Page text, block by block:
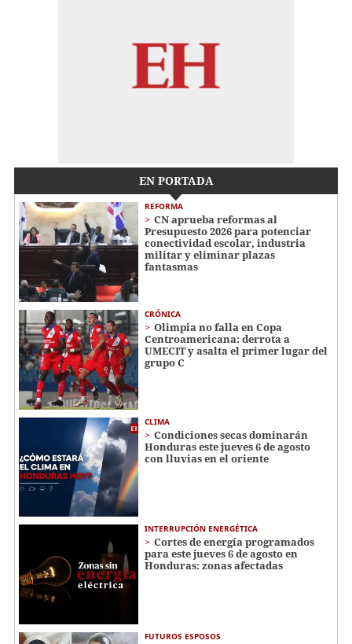
EN PORTADA
REFORMA
CN aprueba reformas al
Presupuesto 2026 para potenciar
conectividad escolar, industria
militar y eliminar plazas
fantasmas
CRÓNICA
Olimpia no falla en Copa
Centroamericana: derrota a
UMECIT y asalta el primer lugar del
grupo C
CLIMA
Condiciones secas dominarán
Honduras este jueves 6 de agosto
con lluvias en el oriente
INTERRUPCIÓN ENERGÉTICA
Cortes de energía programados
para este jueves 6 de agosto en
Honduras: zonas afectadas
FUTUROS ESPOSOS